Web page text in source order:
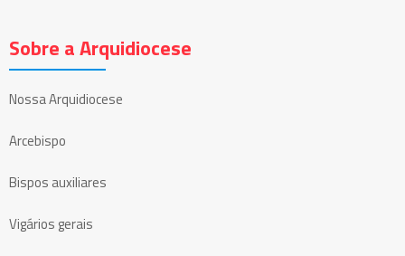
Sobre a Arquidiocese
Nossa Arquidiocese
Arcebispo
Bispos auxiliares
Vigários gerais